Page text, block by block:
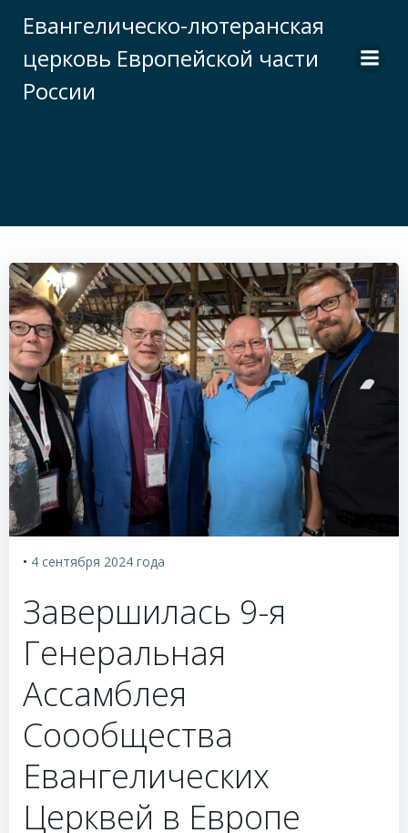
к
содержимому
Евангелическо-лютеранская
церковь Европейской части
России
• 4 сентября 2024 года
Завершилась 9-я
Генеральная
Ассамблея
Соообщества
Евангелических
Церквей в Европе